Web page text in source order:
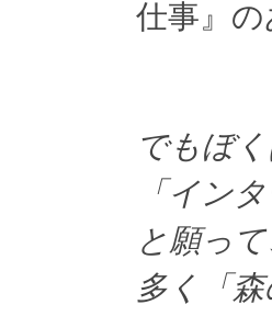
仕事』
でもぼ
「イン
と願っ
多く「